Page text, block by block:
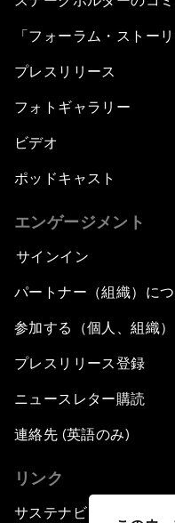
「フォーラム・ストーリ
プレスリリース
フォトギャラリー
ビデオ
ポッドキャスト
エンゲージメント
サインイン
パートナー（組織）に
参加する（個人、組織）
プレスリリース登録
ニュースレター購読
連絡先 (英語のみ)
リンク
サステナビリティへの取